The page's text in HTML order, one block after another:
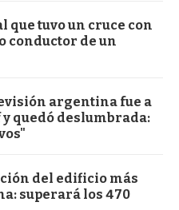
que tuvo un cruce con
conductor de un
argentina fue a
y quedó deslumbrada:
del edificio más
superará los 470